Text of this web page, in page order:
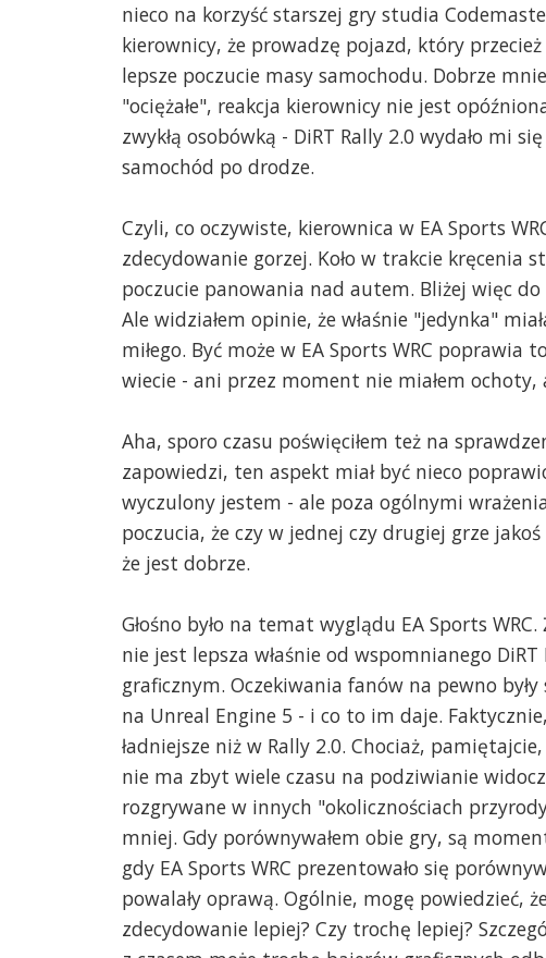
nieco na korzyść starszej gry studia
kierownicy, że prowadzę pojazd, który
lepsze poczucie masy samochodu. Dobrze
"ociężałe", reakcja kierownicy nie jest
zwykłą osobówką - DiRT Rally 2.0 wydało mi
samochód po drodze.
Czyli, co oczywiste, kierownica w EA Sports
zdecydowanie gorzej. Koło w trakcie kręcenia
poczucie panowania nad autem. Bliżej więc
Ale widziałem opinie, że właśnie "jedynka"
miłego. Być może w EA Sports WRC
wiecie - ani przez moment nie miałem ochoty,
Aha, sporo czasu poświęciłem też na
zapowiedzi, ten aspekt miał być nieco
wyczulony jestem - ale poza ogólnymi
poczucia, że czy w jednej czy drugiej grze
że jest dobrze.
Głośno było na temat wyglądu EA Sports
nie jest lepsza właśnie od wspomnianego
graficznym. Oczekiwania fanów na pewno
na Unreal Engine 5 - i co to im daje.
ładniejsze niż w Rally 2.0. Chociaż,
nie ma zbyt wiele czasu na podziwianie
rozgrywane w innych "okolicznościach
mniej. Gdy porównywałem obie gry, są
gdy EA Sports WRC prezentowało się
powalały oprawą. Ogólnie, mogę powiedzieć,
zdecydowanie lepiej? Czy trochę lepiej?